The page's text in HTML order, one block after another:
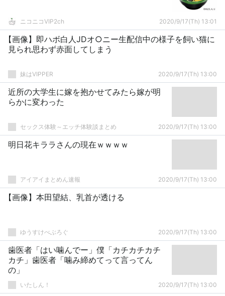
ニコニコVIP2ch 2020/9/17(Th) 13:01
【画像】即ハボ白人JDオ○ニー生配信中の様子を飼い猫に
見られ思わず赤面してしまう
妹はVIPPER 2020/9/17(Th) 13:00
近所の大学生に嫁を抱かせてみたら嫁が明
らかに変わった
セックス体験～エッチ体験談まとめ 2020/9/17(Th) 13:00
明日花キララさんの現在ｗｗｗｗ
アイアイまとめん速報 2020/9/17(Th) 13:00
【画像】本田望結、乳首が透ける
ゆうすけべぶろぐ 2020/9/17(Th) 13:00
歯医者「はい噛んでー」僕「カチカチカチ
カチ」歯医者「噛み締めてって言ってん
の」
いたしん！ 2020/9/17(Th) 13:00